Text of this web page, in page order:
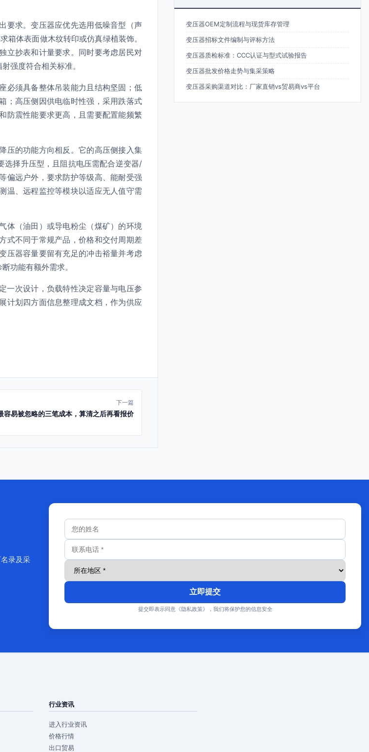
要求。变压器应优先选用低噪音型（声
箱体表面做木纹转印或仿真绿植装饰。
立抄表和计量要求。同时要考虑居民对
强度符合相关标准。
必须具备整体吊装能力且结构坚固；低
；高压侧因供电临时性强，采用跌落式
防震性能要求更高，且需要配置能频繁
压的功能方向相反。它的高压侧接入集
选择升压型，且阻抗电压需配合逆变器/
偏远户外，要求防护等级高、能耐受强
温、远程监控等模块以适应无人值守需
体（油田）或导电粉尘（煤矿）的环境
式不同于常规产品，价格和交付周期差
压器容量要留有充足的冲击裕量并考虑
功能有额外需求。
次设计，负载特性决定容量与电压参
计划四方面信息整理成文档，作为供应
下一篇
容易被忽略的三笔成本，算清之后再看报价
变压器OEM定制流程与现货库存管理
变压器招标文件编制与评标方法
变压器质检标准：CCC认证与型式试验报告
变压器批发价格走势与集采策略
变压器采购渠道对比：厂家直销vs贸易商vs平台
录及采
立即提交
提交即表示同意《隐私政策》，我们将保护您的信息安全
行业资讯
进入行业资讯
价格行情
出口贸易